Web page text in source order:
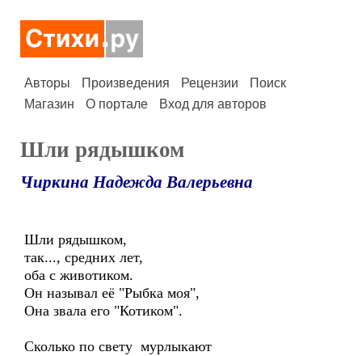
Авторы Произведения Рецензии
Поиск
Магазин
О портале Вход для авторов
Шли рядышком
Чиркина Надежда Валерьевна
Шли рядышком,
так..., средних лет,
оба с животиком.
Он называл её "Рыбка моя",
Она звала его "Котиком".
Сколько по свету мурлыкают